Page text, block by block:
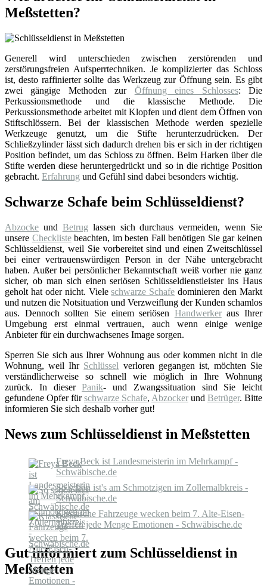
Meßstetten?
Generell wird unterschieden zwischen zerstörenden und
zerstörungsfreien Aufsperrtechniken. Je komplizierter das Schloss
ist, desto raffinierter sollte das Werkzeug zur Öffnung sein. Es gibt
zwei gängige Methoden zur Öffnung eines Schlosses: Die
Perkussionsmethode und die klassische Methode. Die
Perkussionsmethode arbeitet mit Klopfen und dient dem Öffnen von
Stiftschlössern. Bei der klassischen Methode werden spezielle
Werkzeuge genutzt, um die Stifte herunterzudrücken. Der
Schließzylinder lässt sich dadurch drehen bis er sich in der richtigen
Position befindet, um das Schloss zu öffnen. Beim Harken über die
Stifte werden diese heruntergedrückt und so in die richtige Position
gebracht. Erfahrung und Gefühl sind dabei besonders wichtig.
Schwarze Schafe beim Schlüsseldienst?
Abzocke und Betrug lassen sich durchaus vermeiden, wenn Sie
unsere Checklistebeachten, im besten Fall benötigen Sie gar keinen
Schlüsseldienst, weil Sie vorbereitet sind und einen Zweitschlüssel
bei einer vertrauenswürdigen Person in der Nähe untergebracht
haben. Außer bei persönlicher Bekanntschaft weiß vorher nie ganz
sicher, ob man sich einen seriösen Schlüsseldienstleister ins Haus
geholt hat oder nicht. Vieleschwarze Schafe dominieren den Markt
und nutzen die Notsituation und Verzweiflung der Kunden schamlos
aus. Dennoch sollten Sie einem seriösen Handwerkeraus Ihrer
Umgebung erst einmal vertrauen, auch wenn einige wenige
Anbieter für ein durchwachsenes Image sorgen.
Sperren Sie sich aus Ihrer Wohnung aus oder kommen nicht in die
Wohnung, weil Ihr Schlüssel verloren gegangen ist, möchten Sie
verständlicherweise so schnell wie möglich in Ihre Wohnung
zurück. In dieserPanik- und Zwangssituation sind Sie leicht
gefundene Opfer fürschwarze Schafe, Abzocker und Betrüger. Bitte
informieren Sie sich deshalb vorher gut!
News zum Schlüsseldienst in Meßstetten
Freya Beck ist Landesmeisterin im Mehrkampf -
Schwäbische.de
So schön ist's am Schmotzigen im Zollernalbkreis -
Schwäbische.de
Klassische Fahrzeuge wecken beim 7. Alte-Eisen-
Treffen jede Menge Emotionen - Schwäbische.de
Gut informiert zum Schlüsseldienst in
Meßstetten